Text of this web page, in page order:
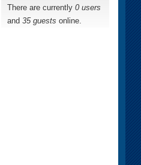
There are currently 0 users
and 35 guests online.